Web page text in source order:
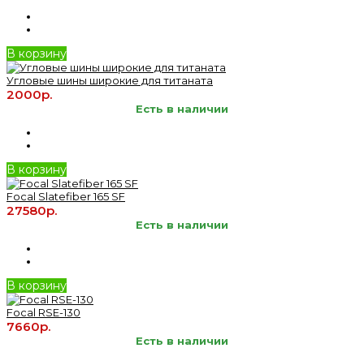
В корзину
Угловые шины широкие для титаната
2000р.
Есть в наличии
В корзину
Focal Slatefiber 165 SF
27580р.
Есть в наличии
В корзину
Focal RSE-130
7660р.
Есть в наличии